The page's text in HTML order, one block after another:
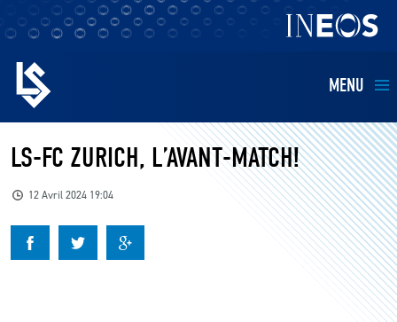
MENU
EQUIPES
BILLETTERIE
FANS
LS-FC ZURICH, L’AVANT-MATCH!
12 Avril 2024 19:04